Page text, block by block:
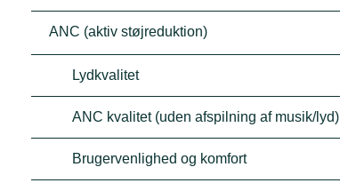
ANC (aktiv støjreduktion)
Lydkvalitet
ANC kvalitet (uden afspilning af musik/lyd)
Brugervenlighed og komfort